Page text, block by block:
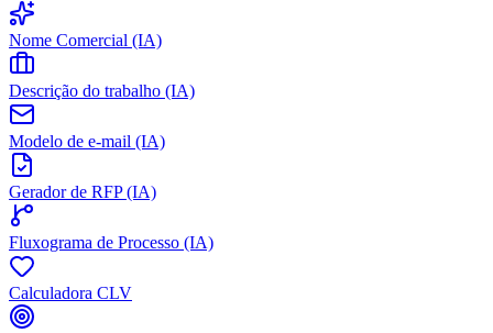
Nome Comercial (IA)
Descrição do trabalho (IA)
Modelo de e-mail (IA)
Gerador de RFP (IA)
Fluxograma de Processo (IA)
Calculadora CLV